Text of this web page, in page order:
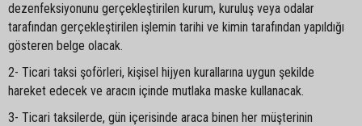
dezenfeksiyonunu gerçekleştirilen kurum, kuruluş veya odalar
tarafından gerçekleştirilen işlemin tarihi ve kimin tarafından yapıldığı
gösteren belge olacak.
2- Ticari taksi şoförleri, kişisel hijyen kurallarına uygun şekilde
hareket edecek ve aracın içinde mutlaka maske kullanacak.
3- Ticari taksilerde, gün içerisinde araca binen her müşterinin